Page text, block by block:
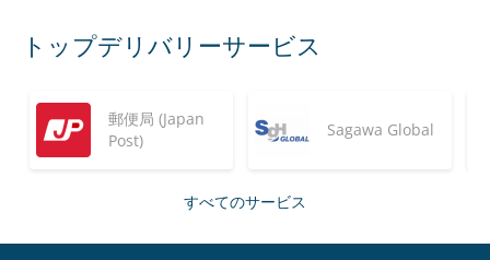
トップデリバリーサービス
郵便局 (Japan
Post)
Sagawa Global
すべてのサービス